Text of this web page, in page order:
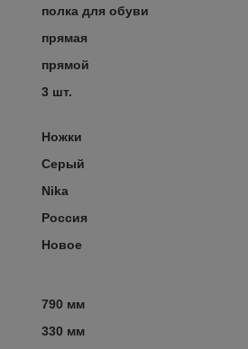
полка для обуви
прямая
прямой
3 шт.
Ножки
Серый
Nika
Россия
Новое
790 мм
330 мм